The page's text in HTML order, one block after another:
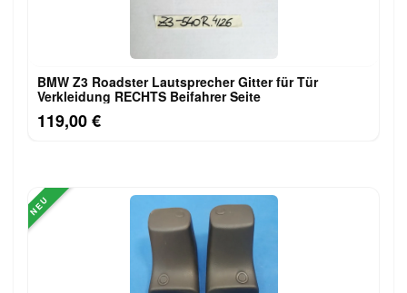
BMW Z3 Roadster Lautsprecher Gitter für Tür
Verkleidung RECHTS Beifahrer Seite
119,00 €
NEU